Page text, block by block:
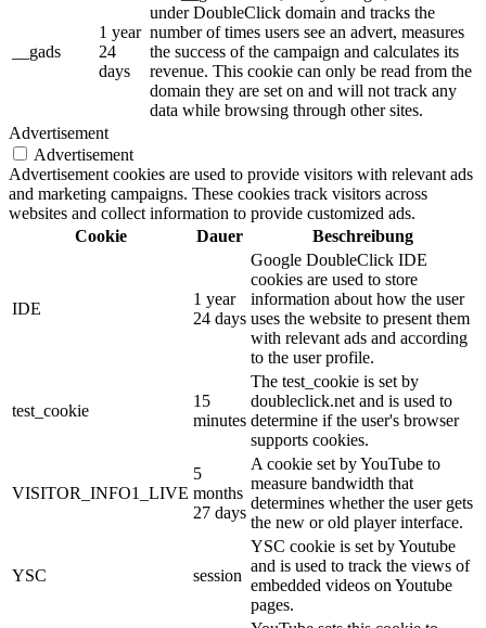
__gads
1 year
24
days
under DoubleClick domain and tracks the
number of times users see an advert, measures
the success of the campaign and calculates its
revenue. This cookie can only be read from the
domain they are set on and will not track any
data while browsing through other sites.
Advertisement
Advertisement
Advertisement cookies are used to provide visitors with relevant ads
and marketing campaigns. These cookies track visitors across
websites and collect information to provide customized ads.
Cookie
Dauer Beschreibung
IDE
1 year
24 days
Google DoubleClick IDE
cookies are used to store
information about how the user
uses the website to present them
with relevant ads and according
to the user profile.
test_cookie
15
minutes
The test_cookie is set by
doubleclick.net and is used to
determine if the user's browser
supports cookies.
VISITOR_INFO1_LIVE
5
months
27 days
A cookie set by YouTube to
measure bandwidth that
determines whether the user gets
the new or old player interface.
YSC session
YSC cookie is set by Youtube
and is used to track the views of
embedded videos on Youtube
pages.